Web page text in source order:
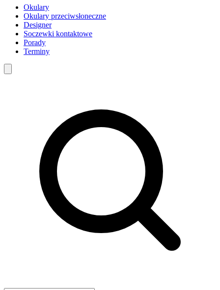
Okulary
Okulary przeciwsłoneczne
Designer
Soczewki kontaktowe
Porady
Terminy